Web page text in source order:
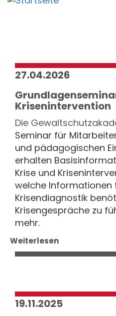
Direkt
27.04.2026
Krisenintervention
Die
Seminar für
und pädagogischen
erhalten
Krise und
welche Informationen
Krisendiagnostik
Krisengespräche zu
mehr.
Weiterlesen
19.11.2025